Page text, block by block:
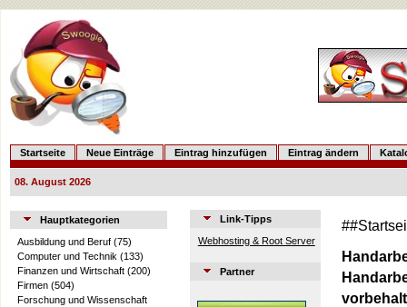
Startseite Neue Einträge Eintrag hinzufügen Eintrag ändern
08. August 2026
Hauptkategorien
Ausbildung und Beruf (75)
Computer und Technik (133)
Finanzen und Wirtschaft (200)
Firmen (504)
Forschung und Wissenschaft
Link-Tipps
Webhosting & Root Server
Partner